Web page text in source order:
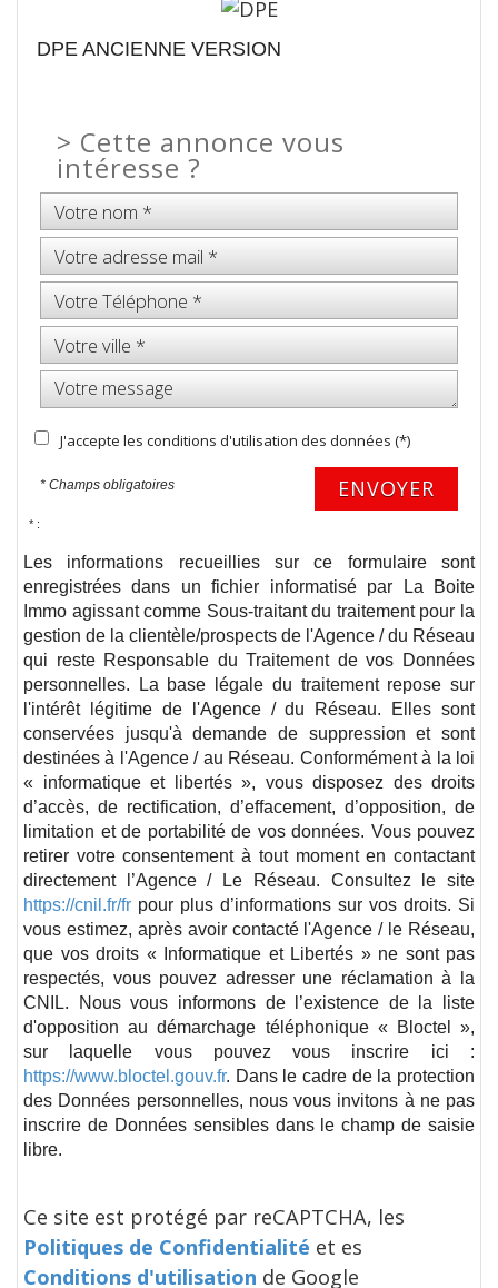
DPE ANCIENNE VERSION
> Cette annonce vous
intéresse ?
J'accepte les conditions d'utilisation des données (*)
* Champs obligatoires ENVOYER
* :
Les informations recueillies sur ce formulaire sont
enregistrées dans un fichier informatisé par La Boite
Immo agissant comme Sous-traitant du traitement pour la
gestion de la clientèle/prospects de l'Agence / du Réseau
qui reste Responsable du Traitement de vos Données
personnelles. La base légale du traitement repose sur
l'intérêt légitime de l'Agence / du Réseau. Elles sont
conservées jusqu'à demande de suppression et sont
destinées à l'Agence / au Réseau. Conformément à la loi
« informatique et libertés », vous disposez des droits
d’accès, de rectification, d’effacement, d’opposition, de
limitation et de portabilité de vos données. Vous pouvez
retirer votre consentement à tout moment en contactant
directement l’Agence / Le Réseau. Consultez le site
https://cnil.fr/fr pour plus d’informations sur vos droits. Si
vous estimez, après avoir contacté l'Agence / le Réseau,
que vos droits « Informatique et Libertés » ne sont pas
respectés, vous pouvez adresser une réclamation à la
CNIL. Nous vous informons de l’existence de la liste
d'opposition au démarchage téléphonique « Bloctel »,
sur laquelle vous pouvez vous inscrire ici :
https://www.bloctel.gouv.fr. Dans le cadre de la protection
des Données personnelles, nous vous invitons à ne pas
inscrire de Données sensibles dans le champ de saisie
libre.
Ce site est protégé par reCAPTCHA, les
Politiques de Confidentialité et es
Conditions d'utilisation de Google